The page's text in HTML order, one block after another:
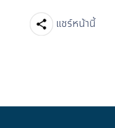
แชร์หน้านี้
Facebook
Line